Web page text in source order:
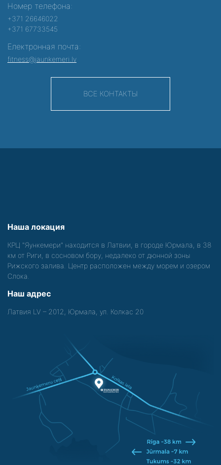
Номер телефона:
+371 26646022
+371 67733545
Електронная почта:
fitness@jaunkemeri.lv
ВСЕ КОНТАКТЫ
Наша локация
КРЦ "Яункемери" находится в Латвии, в городе Юрмала, в 38
км от Риги, в сосновом бору, недалеко от дюнной зоны
Рижского залива. Центр расположен между морем и озером
Слока.
Наш адрес
Латвия LV – 2012, Юрмала, ул. Колкас 20